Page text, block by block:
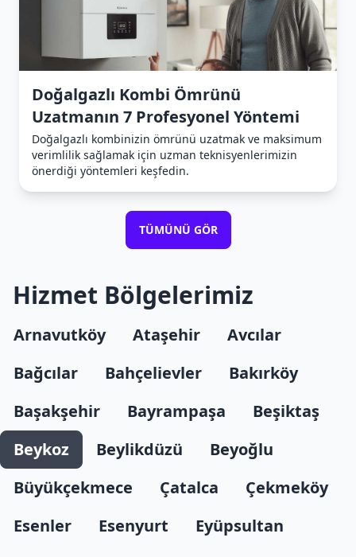
Doğalgazlı Kombi Ömrünü
Uzatmanın 7 Profesyonel Yöntemi
Doğalgazlı kombinizin ömrünü uzatmak ve maksimum
verimlilik sağlamak için uzman teknisyenlerimizin
önerdiği yöntemleri keşfedin.
TÜMÜNÜ GÖR
Hizmet Bölgelerimiz
Arnavutköy Ataşehir
Avcılar
Bağcılar
Bahçelievler
Bakırköy
Başakşehir
Bayrampaşa
Beşiktaş
Beykoz
Beylikdüzü
Beyoğlu
Büyükçekmece
Çatalca
Çekmeköy
Esenler
Esenyurt
Eyüpsultan